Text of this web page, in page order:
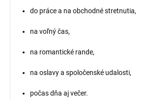
do práce a na obchodné stretnutia,
na voľný čas,
na romantické rande,
na oslavy a spoločenské udalosti,
počas dňa aj večer.